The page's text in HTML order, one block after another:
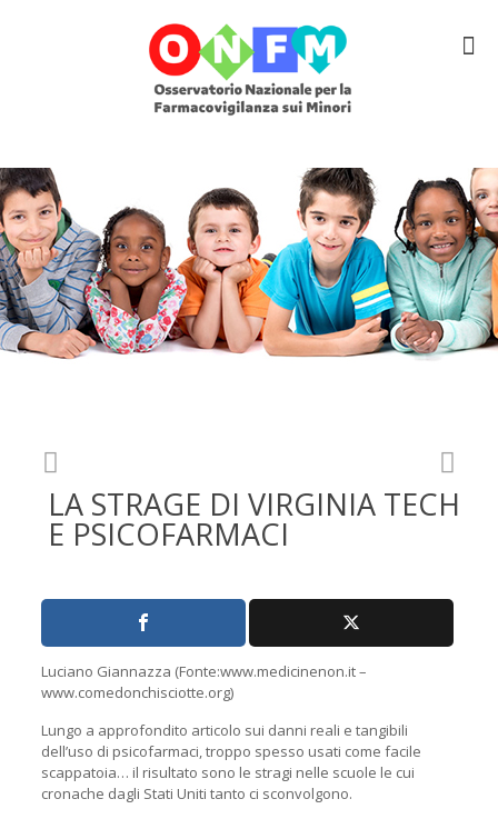
LA STRAGE DI VIRGINIA TECH
E PSICOFARMACI
Luciano Giannazza (Fonte:www.medicinenon.it –
www.comedonchisciotte.org)
Lungo a approfondito articolo sui danni reali e tangibili
dell’uso di psicofarmaci, troppo spesso usati come facile
scappatoia… il risultato sono le stragi nelle scuole le cui
cronache dagli Stati Uniti tanto ci sconvolgono.